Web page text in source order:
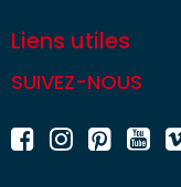
Liens utiles
SUIVEZ-NOUS